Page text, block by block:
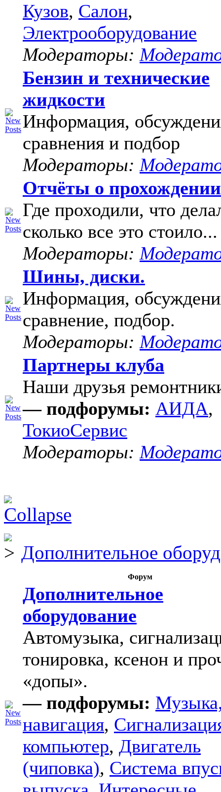
Кузов, Салон,
Электрооборудование
Модераторы:
Бензин и технические
жидкости
Информация,
сравнения и подбор
Модераторы:
Отчёты о
Где проходили, что
сколько все это стоило...
Модераторы:
Шины, диски.
Информация,
сравнение, подбор.
Модераторы:
Партнеры клуба
Наши друзья
— подфорумы: АИДА,
ТокиоСервис
Модераторы:
Дополнительное
Форум
Дополнительное
оборудование
Автомузыка,
тонировка, ксенон и
«допы».
— подфорумы:
навигация,
компьютер, Двигатель
(чиповка), Система